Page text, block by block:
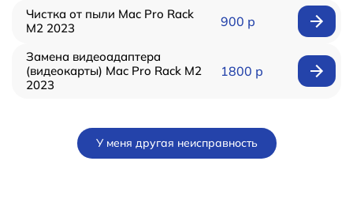
Чистка от пыли Mac Pro Rack
M2 2023
900 р
Замена видеоадаптера
(видеокарты) Mac Pro Rack M2
2023
1800 р
У меня другая неисправность